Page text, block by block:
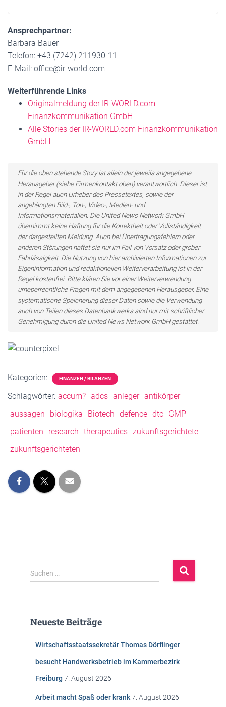
Ansprechpartner:
Barbara Bauer
Telefon: +43 (7242) 211930-11
E-Mail: office@ir-world.com
Weiterführende Links
Originalmeldung der IR-WORLD.com
Finanzkommunikation GmbH
Alle Stories der IR-WORLD.com Finanzkommunikation
GmbH
Für die oben stehende Story ist allein der jeweils angegebene
Herausgeber (siehe Firmenkontakt oben) verantwortlich. Dieser ist
in der Regel auch Urheber des Pressetextes, sowie der
angehängten Bild-, Ton-, Video-, Medien- und
Informationsmaterialien. Die United News Network GmbH
übernimmt keine Haftung für die Korrektheit oder Vollständigkeit
der dargestellten Meldung. Auch bei Übertragungsfehlern oder
anderen Störungen haftet sie nur im Fall von Vorsatz oder grober
Fahrlässigkeit. Die Nutzung von hier archivierten Informationen zur
Eigeninformation und redaktionellen Weiterverarbeitung ist in der
Regel kostenfrei. Bitte klären Sie vor einer Weiterverwendung
urheberrechtliche Fragen mit dem angegebenen Herausgeber. Eine
systematische Speicherung dieser Daten sowie die Verwendung
auch von Teilen dieses Datenbankwerks sind nur mit schriftlicher
Genehmigung durch die United News Network GmbH gestattet.
Kategorien: FINANZEN / BILANZEN
Schlagwörter: accum? adcs anleger antikörper
aussagen
biologika Biotech defence dtc GMP
patienten
research therapeutics zukunftsgerichtete
zukunftsgerichteten
S
u
n
Suchen …
Neueste Beiträge
Wirtschaftsstaatssekretär Thomas Dörflinger
besucht Handwerksbetrieb im Kammerbezirk
Freiburg 7. August 2026
Arbeit macht Spaß oder krank7. August 2026